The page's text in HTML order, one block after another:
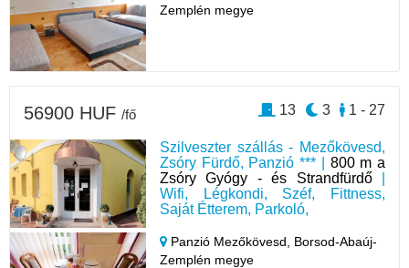
Zemplén megye
Szilveszter szállás - Mezőkövesd,
Zsóry Fürdő, Panzió *** | 800 m a
Zsóry Gyógy - és Strandfürdő|
Wifi, Légkondi, Széf, Fittness,
Saját Étterem, Parkoló,
Panzió Mezőkövesd, Borsod-Abaúj-
Zemplén megye
56900 HUF /fő 1 - 27
3
13